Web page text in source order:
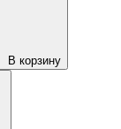
В корзину